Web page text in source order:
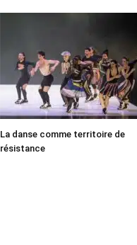
La danse comme territoire de
résistance